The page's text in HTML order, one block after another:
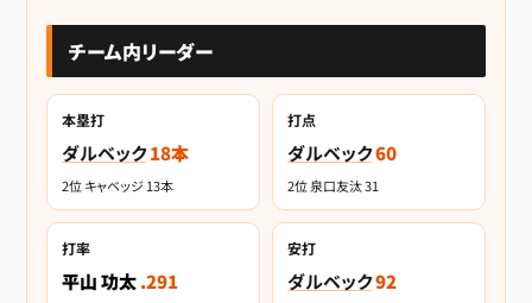
チーム内リーダー
本塁打
ダルベック18本
2位 キャベッジ 13本
打点
ダルベック60
2位 泉口友汰 31
打率
平山 功太.291
安打
ダルベック92